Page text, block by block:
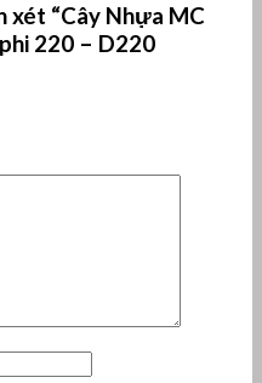
xét “Cây Nhựa MC
220 – D220